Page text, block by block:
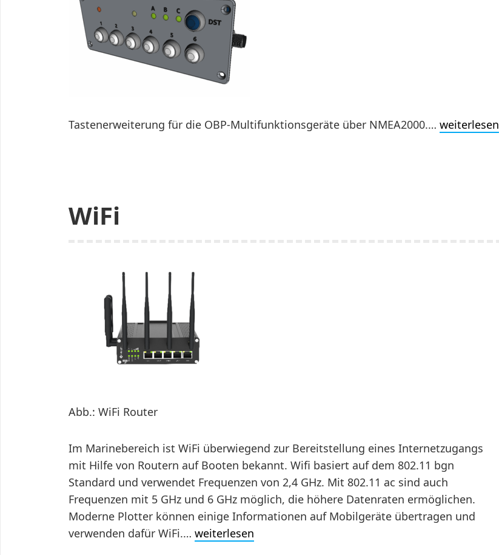
Tastenerweiterung für die OBP-Multifunktionsgeräte über NMEA2000.… weiterlesen
WiFi
Abb.: WiFi Router
Im Marinebereich ist WiFi überwiegend zur Bereitstellung eines Internetzugangs
mit Hilfe von Routern auf Booten bekannt. Wifi basiert auf dem 802.11 bgn
Standard und verwendet Frequenzen von 2,4 GHz. Mit 802.11 ac sind auch
Frequenzen mit 5 GHz und 6 GHz möglich, die höhere Datenraten ermöglichen.
Moderne Plotter können einige Informationen auf Mobilgeräte übertragen und
verwenden dafür WiFi.… weiterlesen